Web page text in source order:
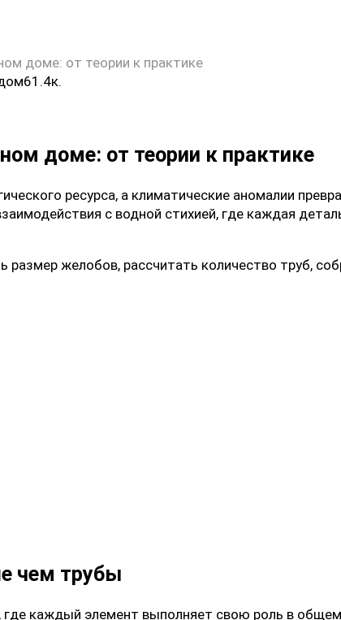
доме: от теории к практике
61.4к.
доме: от теории к практике
ресурса, а климатические аномалии
с водной стихией, где каждая
желобов, рассчитать количество труб,
чем трубы
каждый элемент выполняет свою роль в